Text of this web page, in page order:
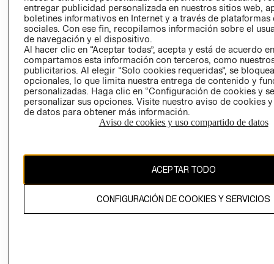
Ecuador ($)
CAMBIAR REGIÓN
propiedad de H&M Hennes & Mauritz AB.
entregar publicidad personalizada en nuestros sitios web,
boletines informativos en Internet y a través de plataformas
sociales. Con ese fin, recopilamos información sobre el
de navegación y el dispositivo.
Al hacer clic en “Aceptar todas”, acepta y está de acuerdo
compartamos esta información con terceros, como
publicitarios. Al elegir “Solo cookies requeridas”, se
opcionales, lo que limita nuestra entrega de contenido y
personalizadas. Haga clic en “Configuración de cookies y
personalizar sus opciones. Visite nuestro aviso de cookies
de datos para obtener más información.
Aviso de cookies y uso compartido de datos
ACEPTAR TODO
CONFIGURACIÓN DE COOKIES Y SERVICIOS